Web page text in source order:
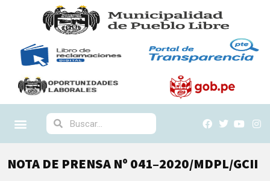
NOTA DE PRENSA Nº 041–2020/MDPL/GCII